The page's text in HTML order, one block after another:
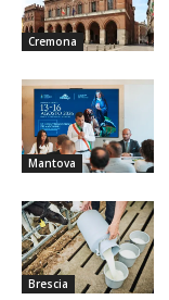
Cremona
Mantova
Brescia